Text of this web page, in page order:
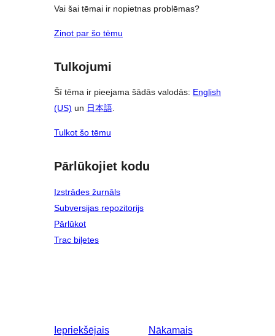
Vai šai tēmai ir nopietnas problēmas?
Ziņot par šo tēmu
Tulkojumi
Šī tēma ir pieejama šādās valodās: English
(US) un 日本語.
Tulkot šo tēmu
Pārlūkojiet kodu
Izstrādes žurnāls
Subversijas repozitorijs
Pārlūkot
Trac biļetes
Iepriekšējais
Nākamais